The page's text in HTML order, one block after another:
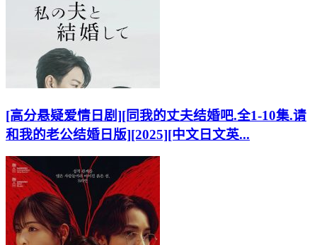
[高分悬疑爱情日剧][同我的丈夫结婚吧.全1-10集.请
和我的老公结婚日版][2025][中文日文英...